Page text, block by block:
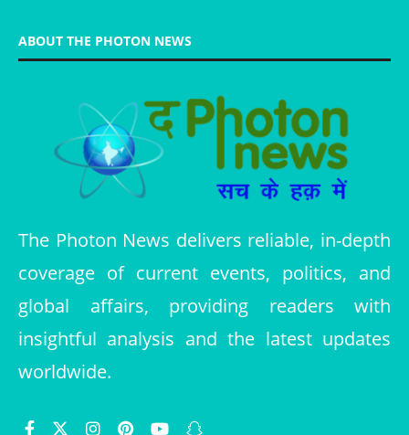
ABOUT THE PHOTON NEWS
The Photon News delivers reliable, in-depth
coverage of current events, politics, and
global affairs, providing readers with
insightful analysis and the latest updates
worldwide.